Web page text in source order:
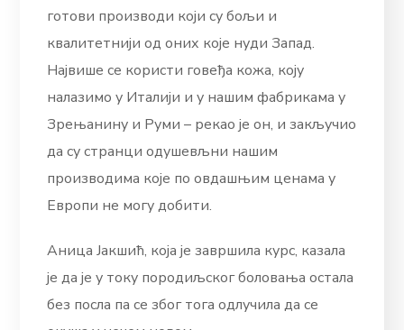
готови производи који су бољи и
квалитетнији од оних које нуди Запад.
Највише се користи говеђа кожа, коју
налазимо у Италији и у нашим фабрикама у
Зрењанину и Руми – рекао је он, и закључио
да су странци одушевљни нашим
производима које по овдашњим ценама у
Европи не могу добити.
Аница Јакшић, која је завршила курс, казала
је да је у току породиљског боловања остала
без посла па се због тога одлучила да се